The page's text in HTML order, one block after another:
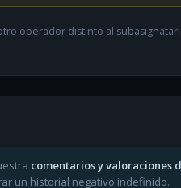
operador distinto al
comentarios y valoraciones
un historial negativo indefinido.